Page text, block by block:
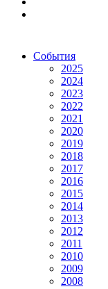
События
2025
2024
2023
2022
2021
2020
2019
2018
2017
2016
2015
2014
2013
2012
2011
2010
2009
2008